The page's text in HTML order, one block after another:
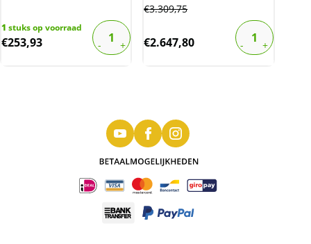
1 stuks op voorraad
€253,93
€3.309,75
€2.647,80